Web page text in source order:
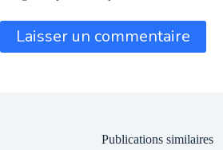
Laisser un commentaire
Publications similaires